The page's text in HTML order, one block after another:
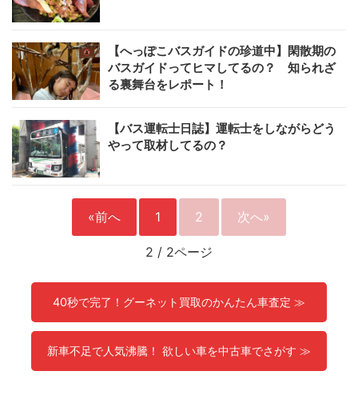
【へっぽこバスガイドの珍道中】閑散期の
バスガイドってヒマしてるの？ 知られざ
る裏舞台をレポート！
【バス運転士日誌】運転士をしながらどう
やって取材してるの？
«前へ 1 2 次へ»
2 / 2ページ
40秒で完了！グーネット買取のかんたん車査定 ≫
新車不足で人気沸騰！ 欲しい車を中古車でさがす ≫